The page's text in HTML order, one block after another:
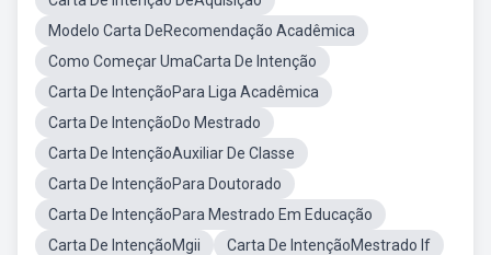
Modelo Carta DeRecomendação Acadêmica
Como Começar UmaCarta De Intenção
Carta De IntençãoPara Liga Acadêmica
Carta De IntençãoDo Mestrado
Carta De IntençãoAuxiliar De Classe
Carta De IntençãoPara Doutorado
Carta De IntençãoPara Mestrado Em Educação
Carta De IntençãoMgii
Carta De IntençãoMestrado If